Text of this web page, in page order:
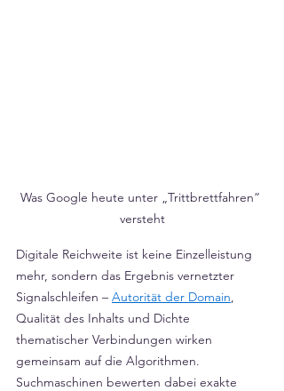
Was Google heute unter „Trittbrettfahren“
versteht
Digitale Reichweite ist keine Einzelleistung
mehr, sondern das Ergebnis vernetzter
Signalschleifen – Autorität der Domain,
Qualität des Inhalts und Dichte
thematischer Verbindungen wirken
gemeinsam auf die Algorithmen.
Suchmaschinen bewerten dabei exakte